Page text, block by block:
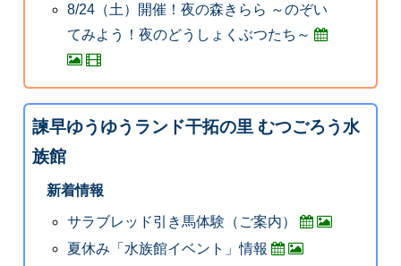
8/24（土）開催！夜の森きらら ～のぞい
てみよう！夜のどうしょくぶつたち～
諫早ゆうゆうランド干拓の里 むつごろう水
族館
新着情報
サラブレッド引き馬体験（ご案内）
夏休み「水族館イベント」情報